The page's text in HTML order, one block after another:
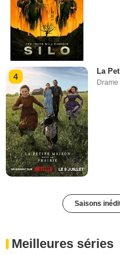
4
La
Drame
Saisons
Meilleures séries